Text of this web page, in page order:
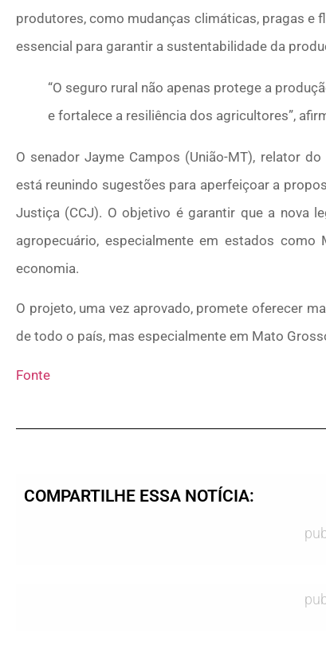
produtores, como mudanças climáticas, pragas e
essencial para garantir a sustentabilidade da
“O seguro rural não apenas protege a
e fortalece a resiliência dos agricultores”,
O senador Jayme Campos (União-MT), relator
está reunindo sugestões para aperfeiçoar a
Justiça (CCJ). O objetivo é garantir que a nova
agropecuário, especialmente em estados
economia.
O projeto, uma vez aprovado, promete oferecer
de todo o país, mas especialmente em Mato
Fonte
COMPARTILHE ESSA NOTÍCIA: